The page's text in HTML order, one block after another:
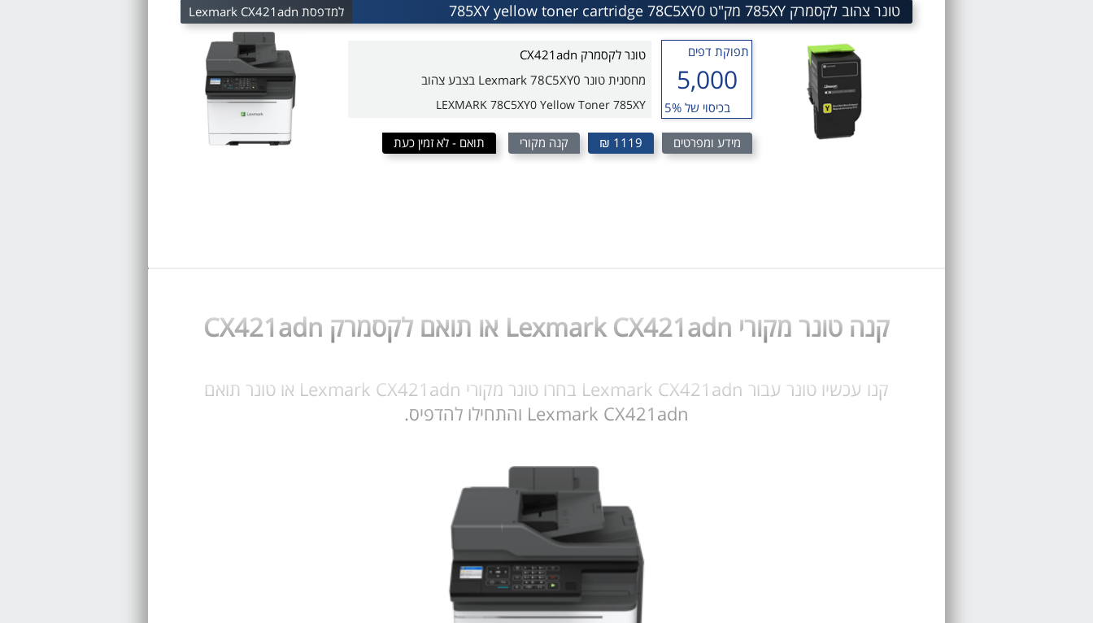
טונר צהוב לקסמרק 785XY מק"ט 785XY yellow toner cartridge 78C5XY0 למדפסת Lexmark CX421adn
תפוקת דפים
5,000
בכיסוי של 5%
טונר לקסמרק CX421adn
מחסנית טונר Lexmark 78C5XY0 בצבע צהוב
LEXMARK 78C5XY0 Yellow Toner 785XY
מידע ומפרטים 1119 ₪ קנה מקורי תואם - לא זמין כעת
קנה טונר מקורי Lexmark CX421adn או תואם לקסמרק CX421adn
קנו עכשיו טונר עבור Lexmark CX421adn בחרו טונר מקורי Lexmark CX421adn או טונר תואם
Lexmark CX421adn והתחילו להדפיס.